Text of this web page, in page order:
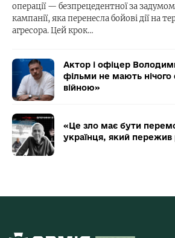
операції — безпрецедентної за
кампанії, яка перенесла бойові дії на
агресора. Цей крок…
Актор і офіцер
фільми не мають нічого
війною»
«Це зло має бути
українця, який пережив